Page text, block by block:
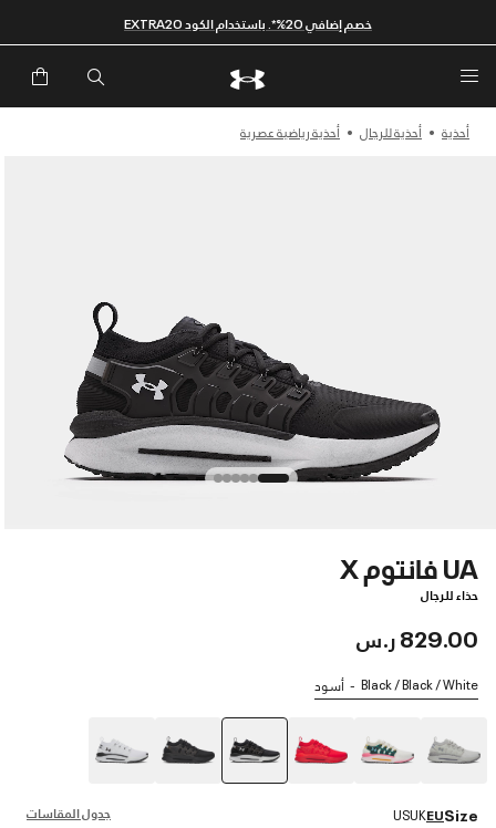
خصم إضافي 20%*. باستخدام الكود EXTRA20
أحذية أحذية للرجال أحذية رياضية عصرية
UA فانتوم X
حذاء للرجال
829.00 ر.س
Black / Black / White أسود
جدول المقاسات Size
EU
UK
US